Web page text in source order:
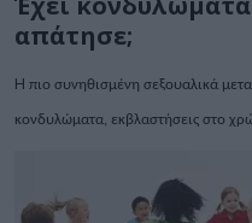
απάτησε;
H πιο συνηθισμένη σεξουαλικά
κονδυλώματα, εκβλαστήσεις στο